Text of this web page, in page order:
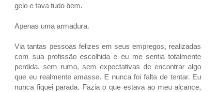
gelo e tava tudo bem.
Apenas uma armadura.
Via tantas pessoas felizes em seus empregos, realizadas
com sua profissão escolhida e eu me sentia totalmente
perdida, sem rumo, sem expectativas de encontrar algo
que eu realmente amasse. E nunca foi falta de tentar. Eu
nunca fiquei parada. Fazia o que estava ao meu alcance,